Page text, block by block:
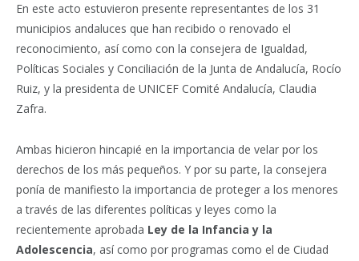
En este acto estuvieron presente representantes de los 31
municipios andaluces que han recibido o renovado el
reconocimiento, así como con la consejera de Igualdad,
Políticas Sociales y Conciliación de la Junta de Andalucía, Rocío
Ruiz, y la presidenta de UNICEF Comité Andalucía, Claudia
Zafra.
Ambas hicieron hincapié en la importancia de velar por los
derechos de los más pequeños. Y por su parte, la consejera
ponía de manifiesto la importancia de proteger a los menores
a través de las diferentes políticas y leyes como la
recientemente aprobada Ley de la Infancia y la
Adolescencia, así como por programas como el de Ciudad